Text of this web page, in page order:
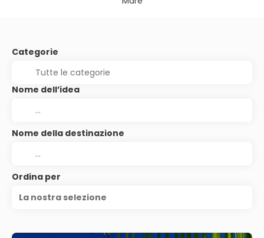
Categorie
Nome dell’idea
Nome della destinazione
Ordina per
La nostra selezione